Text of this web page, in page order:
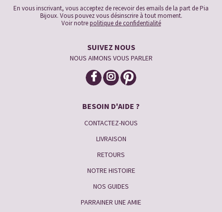
En vous inscrivant, vous acceptez de recevoir des emails de la part de Pia
Bijoux. Vous pouvez vous désinscrire à tout moment.
Voir notrepolitique de confidentialité
SUIVEZ NOUS
NOUS AIMONS VOUS PARLER
BESOIN D'AIDE ?
CONTACTEZ-NOUS
LIVRAISON
RETOURS
NOTRE HISTOIRE
NOS GUIDES
PARRAINER UNE AMIE